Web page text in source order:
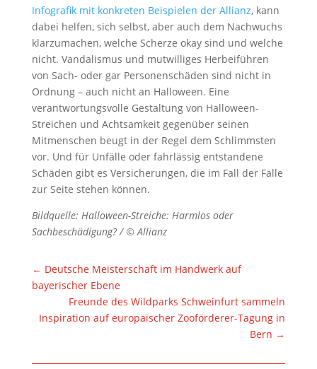
Infografik mit konkreten Beispielen der Allianz, kann
dabei helfen, sich selbst, aber auch dem Nachwuchs
klarzumachen, welche Scherze okay sind und welche
nicht. Vandalismus und mutwilliges Herbeiführen
von Sach- oder gar Personenschäden sind nicht in
Ordnung – auch nicht an Halloween. Eine
verantwortungsvolle Gestaltung von Halloween-
Streichen und Achtsamkeit gegenüber seinen
Mitmenschen beugt in der Regel dem Schlimmsten
vor. Und für Unfälle oder fahrlässig entstandene
Schäden gibt es Versicherungen, die im Fall der Fälle
zur Seite stehen können.
Bildquelle: Halloween-Streiche: Harmlos oder
Sachbeschädigung? / © Allianz
← Deutsche Meisterschaft im Handwerk auf
bayerischer Ebene
Freunde des Wildparks Schweinfurt sammeln
Inspiration auf europäischer Zooförderer-Tagung in
Bern →